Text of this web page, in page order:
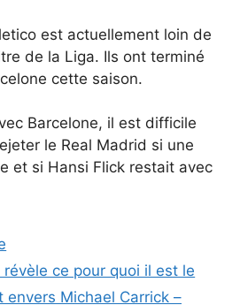
est actuellement loin de
de la Liga. Ils ont terminé
cette saison.
Barcelone, il est difficile
le Real Madrid si une
et si Hansi Flick restait avec
ce pour quoi il est le
envers Michael Carrick –